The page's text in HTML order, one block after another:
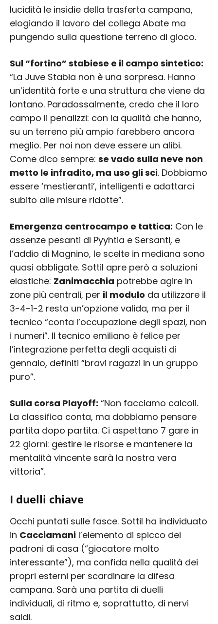
lucidità le insidie della trasferta campana,
elogiando il lavoro del collega Abate ma
pungendo sulla questione terreno di gioco.
Sul “fortino” stabiese e il campo sintetico:
“La Juve Stabia non è una sorpresa. Hanno
un’identità forte e una struttura che viene da
lontano. Paradossalmente, credo che il loro
campo li penalizzi: con la qualità che hanno,
su un terreno più ampio farebbero ancora
meglio. Per noi non deve essere un alibi.
Come dico sempre: se vado sulla neve non
metto le infradito, ma uso gli sci. Dobbiamo
essere ‘mestieranti’, intelligenti e adattarci
subito alle misure ridotte”.
Emergenza centrocampo e tattica: Con le
assenze pesanti di Pyyhtia e Sersanti, e
l’addio di Magnino, le scelte in mediana sono
quasi obbligate. Sottil apre però a soluzioni
elastiche: Zanimacchia potrebbe agire in
zone più centrali, per il modulo da utilizzare il
3-4-1-2 resta un’opzione valida, ma per il
tecnico “conta l’occupazione degli spazi, non
i numeri”. Il tecnico emiliano è felice per
l’integrazione perfetta degli acquisti di
gennaio, definiti “bravi ragazzi in un gruppo
puro”.
Sulla corsa Playoff: “Non facciamo calcoli.
La classifica conta, ma dobbiamo pensare
partita dopo partita. Ci aspettano 7 gare in
22 giorni: gestire le risorse e mantenere la
mentalità vincente sarà la nostra vera
vittoria”.
I duelli chiave
Occhi puntati sulle fasce. Sottil ha individuato
in Cacciamani l’elemento di spicco dei
padroni di casa (“giocatore molto
interessante”), ma confida nella qualità dei
propri esterni per scardinare la difesa
campana. Sarà una partita di duelli
individuali, di ritmo e, soprattutto, di nervi
saldi.